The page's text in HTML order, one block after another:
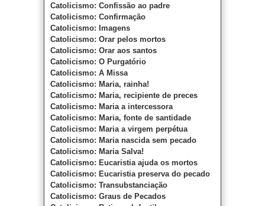
Catolicismo: Confissão ao padre
Catolicismo: Confirmação
Catolicismo: Imagens
Catolicismo: Orar pelos mortos
Catolicismo: Orar aos santos
Catolicismo: O Purgatório
Catolicismo: A Missa
Catolicismo: Maria, rainha!
Catolicismo: Maria, recipiente de preces
Catolicismo: Maria a intercessora
Catolicismo: Maria, fonte de santidade
Catolicismo: Maria a virgem perpétua
Catolicismo: Maria nascida sem pecado
Catolicismo: Maria Salva!
Catolicismo: Eucaristia ajuda os mortos
Catolicismo: Eucaristia preserva do pecado
Catolicismo: Transubstanciação
Catolicismo: Graus de Pecados